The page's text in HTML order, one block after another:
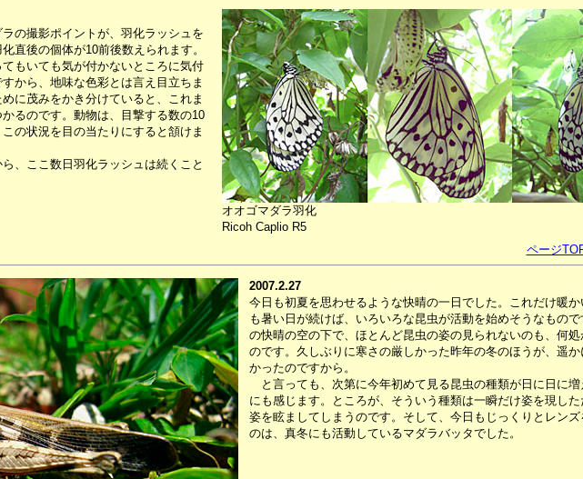
の撮影ポイントが、羽化ラッシュを
直後の個体が10前後数えられます。
もいても気が付かないところに気付
から、地味な色彩とは言え目立ちま
に茂みをかき分けていると、これま
るのです。動物は、目撃する数の10
の状況を目の当たりにすると頷けま
、ここ数日羽化ラッシュは続くこと
オオゴマダラ羽化
Ricoh Caplio R5
ページ
2007.2.27
今日も初夏を思わせるような快晴の一日でした。これだけ暖か
も暑い日が続けば、いろいろな昆虫が活動を始めそうなもの
の快晴の空の下で、ほとんど昆虫の姿の見られないのも、何処
のです。久しぶりに寒さの厳しかった昨年の冬のほうが、遥
かったのですから。
と言っても、次第に今年初めて見る昆虫の種類が日に日に増
にも感じます。ところが、そういう種類は一瞬だけ姿を現し
姿を眩ましてしまうのです。そして、今日もじっくりとレン
のは、真冬にも活動しているマダラバッタでした。